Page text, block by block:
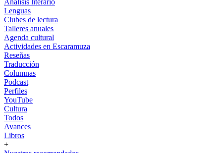
Análisis literario
Lenguas
Clubes de lectura
Talleres anuales
Agenda cultural
Actividades en Escaramuza
Reseñas
Traducción
Columnas
Podcast
Perfiles
YouTube
Cultura
Todos
Avances
Libros
+